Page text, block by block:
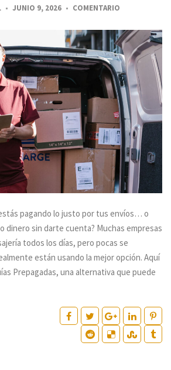
JUNIO 9, 2026 COMENTARIO
pagando lo justo por tus envíos… o
dinero sin darte cuenta? Muchas empresas
todos los días, pero pocas se
están usando la mejor opción. Aquí
Prepagadas, una alternativa que puede